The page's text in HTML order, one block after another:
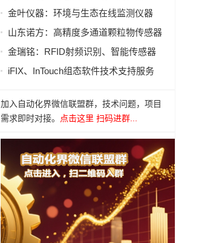
金叶仪器：环境与生态在线监测仪器
山东诺方：高精度多通道颗粒物传感器
金瑞铭：RFID射频识别、智能传感器
iFIX、InTouch组态软件技术支持服务
加入自动化界微信联盟群，技术问题，项目
需求即时对接。
点击这里 扫码进群...